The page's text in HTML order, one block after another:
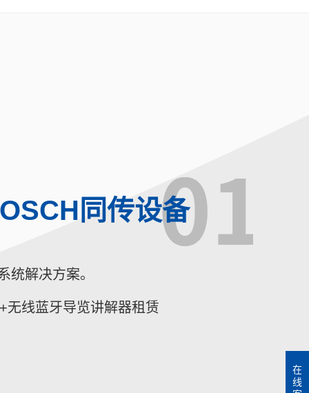
同传设备
统解决方案。
无线蓝牙导览讲解器租赁
在
线